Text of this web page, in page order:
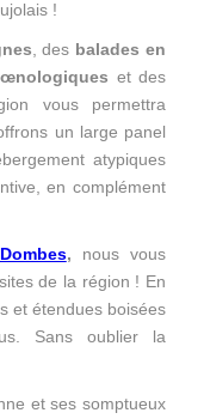
!
, des balades en
et des
vous permettra
un large panel
atypiques
en complément
, nous vous
de la région ! En
et étendues boisées
Sans oublier la
et ses somptueux